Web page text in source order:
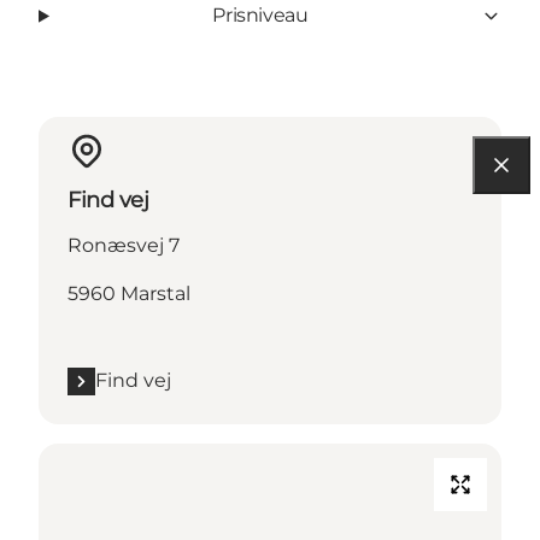
Prisniveau
Find vej
Ronæsvej 7
5960 Marstal
Find vej